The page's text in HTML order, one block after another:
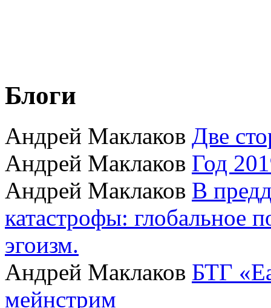
Блоги
Андрей Маклаков Две
Андрей Маклаков Год
Андрей Маклаков В
катастрофы: глобальное
эгоизм.
Андрей Маклаков БТГ
мейнстрим